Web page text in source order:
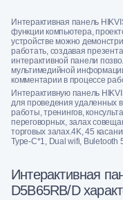
Интерактивная панель
функции компьютера,
устройстве можно
работать, создавая
интерактивной панели
мультимедийной
комментарии в процессе
Интерактивную панель
для проведения удаленных
работы, тренингов,
переговорных, залах
торговых залах.4K, 45
Type-C*1, Dual wifi, Buletooth
Интерактивная
D5B65RB/D